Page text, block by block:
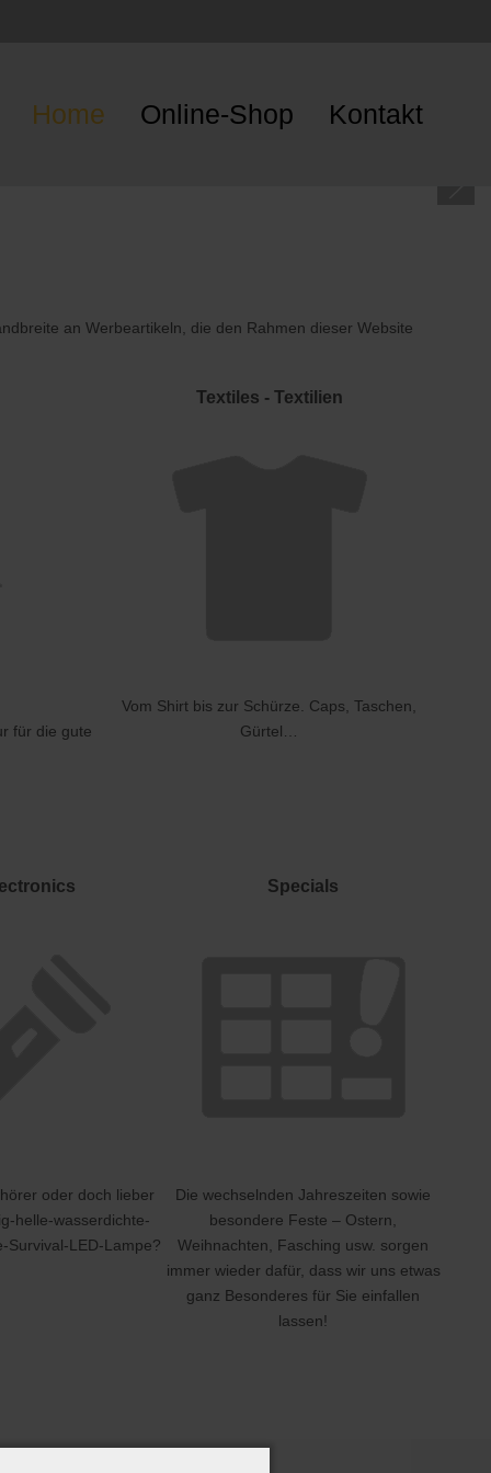
Home Online-Shop Kontakt
an Werbeartikeln, die den Rahmen dieser Website
für die gute
Textiles - Textilien
Vom Shirt bis zur Schürze. Caps, Taschen,
Gürtel…
oder doch lieber
helle-wasserdichte-
Survival-LED-Lampe?
Specials
Die wechselnden Jahreszeiten sowie
besondere Feste – Ostern,
Weihnachten, Fasching usw. sorgen
immer wieder dafür, dass wir uns etwas
ganz Besonderes für Sie einfallen
lassen!